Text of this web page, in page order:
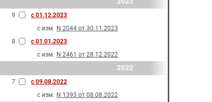
9
с 01.12.2023
с изм. N 2044 от 30.11.2023
8
с 01.01.2023
с изм. N 2461 от 28.12.2022
2022
7
с 09.08.2022
с изм. N 1393 от 08.08.2022